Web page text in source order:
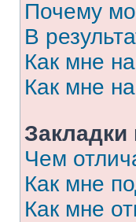
Почему
В
Как мне
Как мне
Чем
Как мне
Как мне